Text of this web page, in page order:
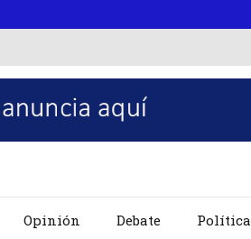
Opinión Debate Política